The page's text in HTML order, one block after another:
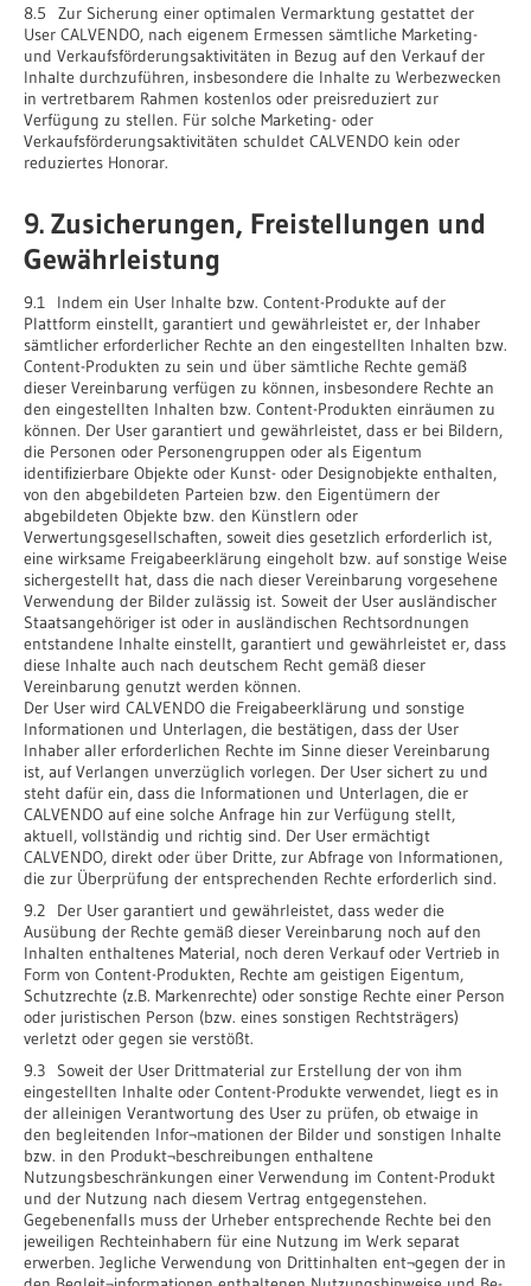
8.5 Zur Sicherung einer optimalen Vermarktung gestattet der
User CALVENDO, nach eigenem Ermessen sämtliche Marketing-
und Verkaufsförderungsaktivitäten in Bezug auf den Verkauf der
Inhalte durchzuführen, insbesondere die Inhalte zu Werbezwecken
in vertretbarem Rahmen kostenlos oder preisreduziert zur
Verfügung zu stellen. Für solche Marketing- oder
Verkaufsförderungsaktivitäten schuldet CALVENDO kein oder
reduziertes Honorar.
9. Zusicherungen, Freistellungen und
Gewährleistung
9.1 Indem ein User Inhalte bzw. Content-Produkte auf der
Plattform einstellt, garantiert und gewährleistet er, der Inhaber
sämtlicher erforderlicher Rechte an den eingestellten Inhalten bzw.
Content-Produkten zu sein und über sämtliche Rechte gemäß
dieser Vereinbarung verfügen zu können, insbesondere Rechte an
den eingestellten Inhalten bzw. Content-Produkten einräumen zu
können. Der User garantiert und gewährleistet, dass er bei Bildern,
die Personen oder Personengruppen oder als Eigentum
identifizierbare Objekte oder Kunst- oder Designobjekte enthalten,
von den abgebildeten Parteien bzw. den Eigentümern der
abgebildeten Objekte bzw. den Künstlern oder
Verwertungsgesellschaften, soweit dies gesetzlich erforderlich ist,
eine wirksame Freigabeerklärung eingeholt bzw. auf sonstige Weise
sichergestellt hat, dass die nach dieser Vereinbarung vorgesehene
Verwendung der Bilder zulässig ist. Soweit der User ausländischer
Staatsangehöriger ist oder in ausländischen Rechtsordnungen
entstandene Inhalte einstellt, garantiert und gewährleistet er, dass
diese Inhalte auch nach deutschem Recht gemäß dieser
Vereinbarung genutzt werden können.
Der User wird CALVENDO die Freigabeerklärung und sonstige
Informationen und Unterlagen, die bestätigen, dass der User
Inhaber aller erforderlichen Rechte im Sinne dieser Vereinbarung
ist, auf Verlangen unverzüglich vorlegen. Der User sichert zu und
steht dafür ein, dass die Informationen und Unterlagen, die er
CALVENDO auf eine solche Anfrage hin zur Verfügung stellt,
aktuell, vollständig und richtig sind. Der User ermächtigt
CALVENDO, direkt oder über Dritte, zur Abfrage von Informationen,
die zur Überprüfung der entsprechenden Rechte erforderlich sind.
9.2 Der User garantiert und gewährleistet, dass weder die
Ausübung der Rechte gemäß dieser Vereinbarung noch auf den
Inhalten enthaltenes Material, noch deren Verkauf oder Vertrieb in
Form von Content-Produkten, Rechte am geistigen Eigentum,
Schutzrechte (z.B. Markenrechte) oder sonstige Rechte einer Person
oder juristischen Person (bzw. eines sonstigen Rechtsträgers)
verletzt oder gegen sie verstößt.
9.3 Soweit der User Drittmaterial zur Erstellung der von ihm
eingestellten Inhalte oder Content-Produkte verwendet, liegt es in
der alleinigen Verantwortung des User zu prüfen, ob etwaige in
den begleitenden Infor¬mationen der Bilder und sonstigen Inhalte
bzw. in den Produkt¬beschreibungen enthaltene
Nutzungsbeschränkungen einer Verwendung im Content-Produkt
und der Nutzung nach diesem Vertrag entgegenstehen.
Gegebenenfalls muss der Urheber entsprechende Rechte bei den
jeweiligen Rechteinhabern für eine Nutzung im Werk separat
erwerben. Jegliche Verwendung von Drittinhalten ent¬gegen der in